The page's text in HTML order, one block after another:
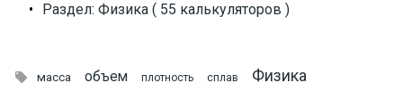
• Раздел: Физика ( 55 калькуляторов )
 масса объем плотность сплав Физика